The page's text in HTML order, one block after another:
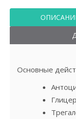
Основные